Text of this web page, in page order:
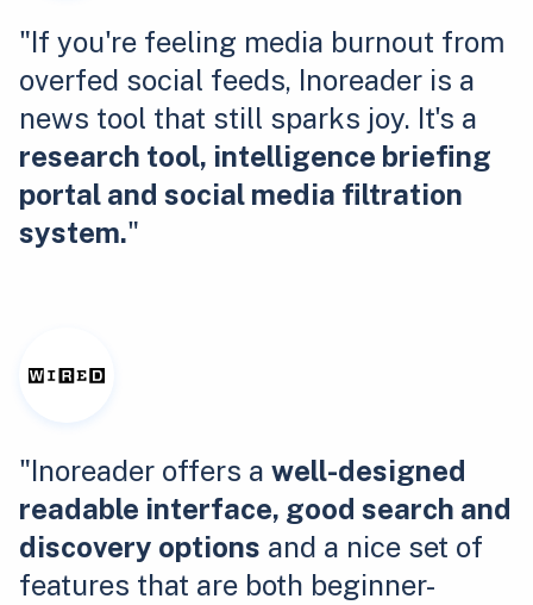
"If you're feeling media burnout from
overfed social feeds, Inoreader is a
news tool that still sparks joy. It's a
research tool, intelligence briefing
portal and social media filtration
system."
"Inoreader offers a well-designed
readable interface, good search and
discovery options and a nice set of
features that are both beginner-